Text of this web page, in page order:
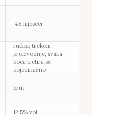
48 mjeseci
ručna; tijekom
proizvodnje, svaka
boca tretira se
pojedinačno
brut
12,5% vol.